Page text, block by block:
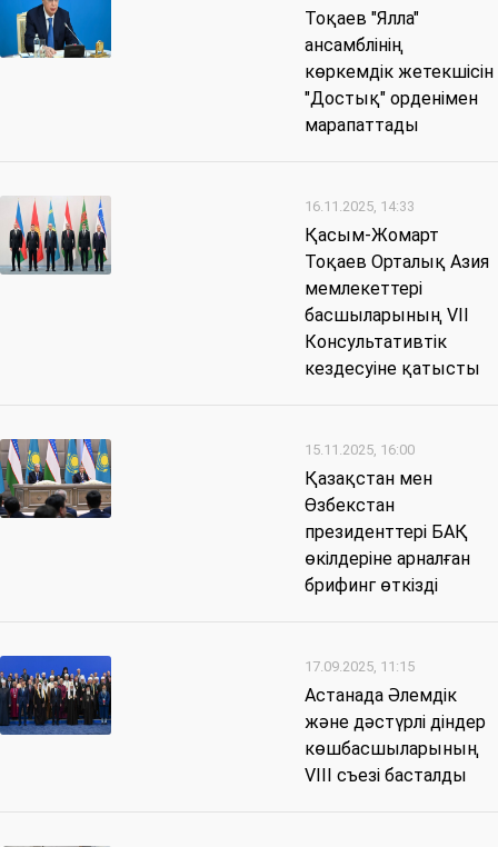
Тоқаев "Ялла"
ансамблінің
көркемдік жетекшісін
"Достық" орденімен
марапаттады
16.11.2025, 14:33
Қасым-Жомарт
Тоқаев Орталық Азия
мемлекеттері
басшыларының VII
Консультативтік
кездесуіне қатысты
15.11.2025, 16:00
Қазақстан мен
Өзбекстан
президенттері БАҚ
өкілдеріне арналған
брифинг өткізді
17.09.2025, 11:15
Астанада Әлемдік
және дәстүрлі діндер
көшбасшыларының
VIII cъезі басталды